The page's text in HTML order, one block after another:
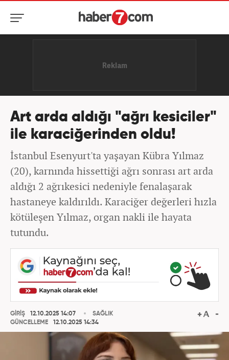
Art arda aldığı "ağrı kesiciler"
ile karaciğerinden oldu!
İstanbul Esenyurt'ta yaşayan Kübra Yılmaz
(20), karnında hissettiği ağrı sonrası art arda
aldığı 2 ağrıkesici nedeniyle fenalaşarak
hastaneye kaldırıldı. Karaciğer değerleri hızla
kötüleşen Yılmaz, organ nakli ile hayata
tutundu.
GİRİŞ
12.10.2025 14:07
GÜNCELLEME
12.10.2025 14:34
SAĞLIK